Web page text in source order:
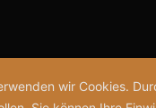
wir Cookies.